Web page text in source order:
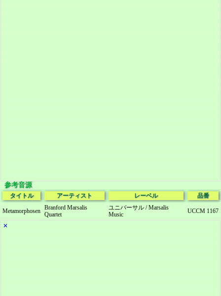
参考音源
タイトル アーティスト レーベル 品番
Metamorphosen Branford Marsalis
Quartet
ユニバーサル / Marsalis
Music
UCCM 1167
✕